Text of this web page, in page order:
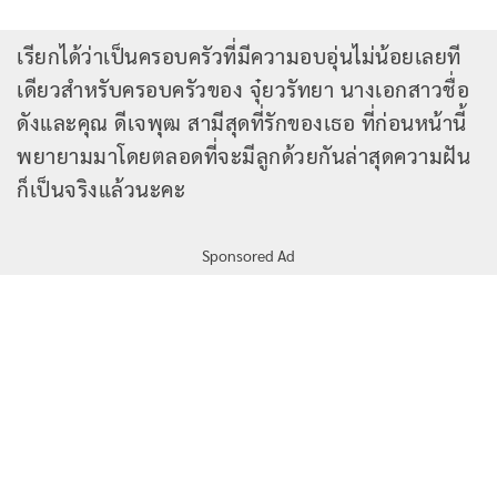
เรียกได้ว่าเป็นครอบครัวที่มีความอบอุ่นไม่น้อยเลยที
เดียวสำหรับครอบครัวของ จุ๋ยวรัทยา นางเอกสาวชื่อ
ดังและคุณ ดีเจพุฒ สามีสุดที่รักของเธอ ที่ก่อนหน้านี้
พยายามมาโดยตลอดที่จะมีลูกด้วยกันล่าสุดความฝัน
ก็เป็นจริงแล้วนะคะ
Sponsored Ad